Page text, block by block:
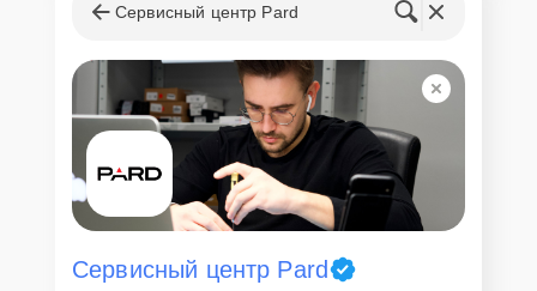
Сервисный центр Pard
Сервисный центр Pard